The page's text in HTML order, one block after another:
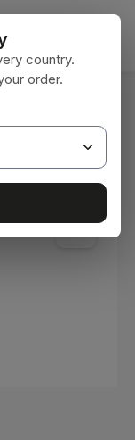
country.
order.